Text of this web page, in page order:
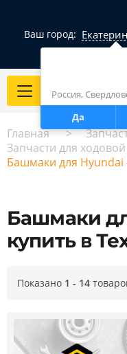
Ваш город:
Россия,
Да
Каталог
Главная
Запчасти для
Башмаки для Hyundai
Башмаки
купить в
Показано 1 - 14